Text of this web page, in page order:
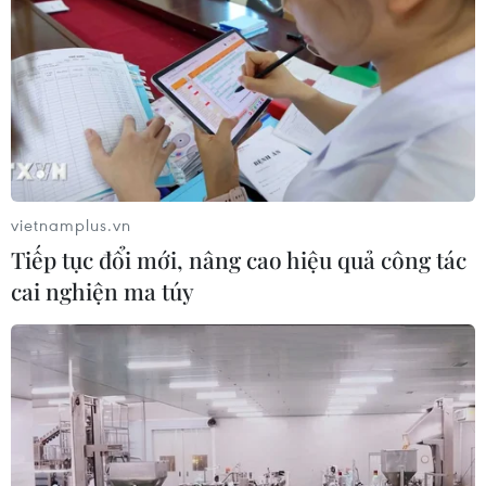
05/08/2026 07:16
Trung Quốc: Cảnh sát Hong Kong,
Macau triệt phá vụ lừa đảo đầu tư
Fun Coffee
05/08/2026 06:41
Afghanistan đối mặt khủng hoảng
lương thực nghiêm trọng do thiếu
hụt viện trợ
05/08/2026 06:41
Tổng thống Hàn Quốc nhấn mạnh
duy trì hòa bình trên bán đảo Triều
Tiên
vietnamplus.vn
Tiếp tục đổi mới, nâng cao hiệu quả công tác
cai nghiện ma túy